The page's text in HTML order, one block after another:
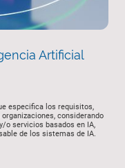
Artificial
especifica los requisitos,
considerando
o servicios basados ​​en IA,
de los sistemas de IA.